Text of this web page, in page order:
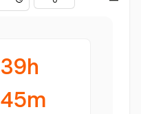
39h
45m